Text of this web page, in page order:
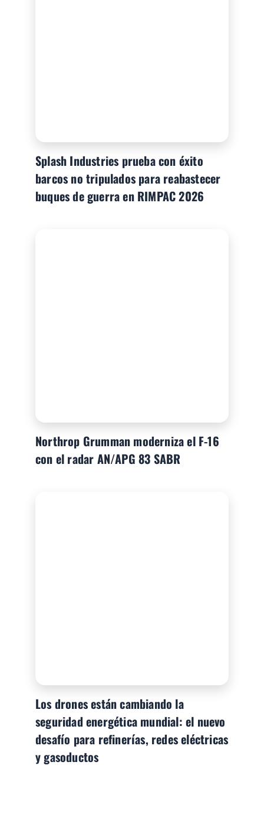
Splash Industries prueba con éxito
barcos no tripulados para reabastecer
buques de guerra en RIMPAC 2026
Northrop Grumman moderniza el F-16
con el radar AN/APG 83 SABR
Los drones están cambiando la
seguridad energética mundial: el nuevo
desafío para refinerías, redes eléctricas
y gasoductos